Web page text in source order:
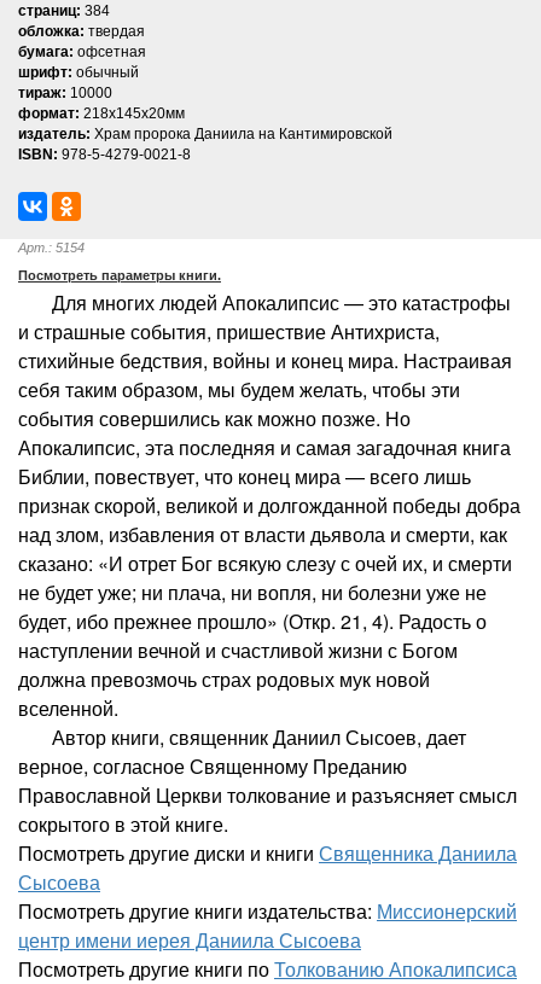
страниц: 384
обложка: твердая
бумага: офсетная
шрифт: обычный
тираж: 10000
формат: 218x145x20мм
издатель: Храм пророка Даниила на Кантимировской
ISBN: 978-5-4279-0021-8
Арт.: 5154
Посмотреть параметры книги.
Для многих людей Апокалипсис — это катастрофы
и страшные события, пришествие Антихриста,
стихийные бедствия, войны и конец мира. Настраивая
себя таким образом, мы будем желать, чтобы эти
события совершились как можно позже. Но
Апокалипсис, эта последняя и самая загадочная книга
Библии, повествует, что конец мира — всего лишь
признак скорой, великой и долгожданной победы добра
над злом, избавления от власти дьявола и смерти, как
сказано: «И отрет Бог всякую слезу с очей их, и смерти
не будет уже; ни плача, ни вопля, ни болезни уже не
будет, ибо прежнее прошло» (Откр. 21, 4). Радость о
наступлении вечной и счастливой жизни с Богом
должна превозмочь страх родовых мук новой
вселенной.
Автор книги, священник Даниил Сысоев, дает
верное, согласное Священному Преданию
Православной Церкви толкование и разъясняет смысл
сокрытого в этой книге.
Посмотреть другие диски и книги Священника Даниила
Сысоева
Посмотреть другие книги издательства: Миссионерский
центр имени иерея Даниила Сысоева
Посмотреть другие книги поТолкованию Апокалипсиса